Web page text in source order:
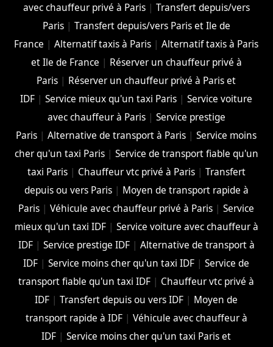
avec chauffeur privé à Paris| Transfert depuis/vers
Paris| Transfert depuis/vers Paris et Ile de
France |Alternatif taxis à Paris |Alternatif taxis à Paris
et Ile de France | Réserver un chauffeur privé à
Paris | Réserver un chauffeur privé à Paris et
IDF |Service mieux qu'un taxi Paris |Service voiture
avec chauffeur à Paris| Service prestige
Paris |Alternative de transport à Paris |Service moins
cher qu'un taxi Paris| Service de transport fiable qu'un
taxi Paris| Chauffeur vtc privé à Paris| Transfert
depuis ou vers Paris| Moyen de transport rapide à
Paris |Véhicule avec chauffeur privé à Paris |Service
mieux qu'un taxi IDF| Service voiture avec chauffeur à
IDF| Service prestige IDF| Alternative de transport à
IDF |Service moins cher qu'un taxi IDF |Service de
transport fiable qu'un taxi IDF | Chauffeur vtc privé à
IDF |Transfert depuis ou vers IDF | Moyen de
transport rapide à IDF| Véhicule avec chauffeur à
IDF |Service moins cher qu'un taxi Paris et